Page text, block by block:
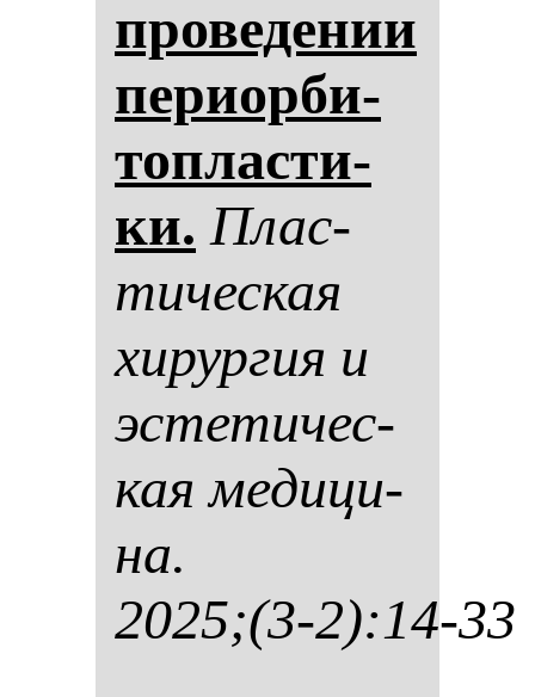
про­ве­де­нии
пе­ри­ор­би­
топ­лас­ти­
ки. Плас­
ти­чес­кая
хи­рур­гия и
эс­те­ти­чес­
кая ме­ди­ци­
на.
2025;(3-2):14-33